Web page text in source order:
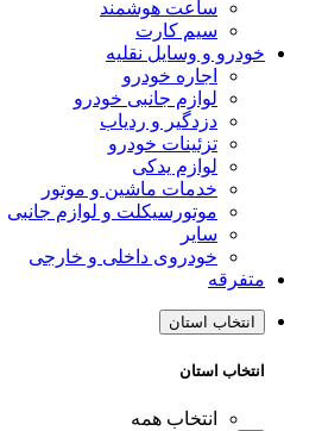
ساعت هوشمند
سیم کارت
خودرو و وسایل نقلیه
اجاره خودرو
لوازم جانبی خودرو
دزدگیر و ردیاب
تزئینات خودرو
لوازم یدکی
خدمات ماشین و موتور
موتورسیکلت و لوازم جانبی
سایر
خودروی داخلی و خارجی
متفرقه
انتخاب استان
انتخاب استان
انتخاب همه